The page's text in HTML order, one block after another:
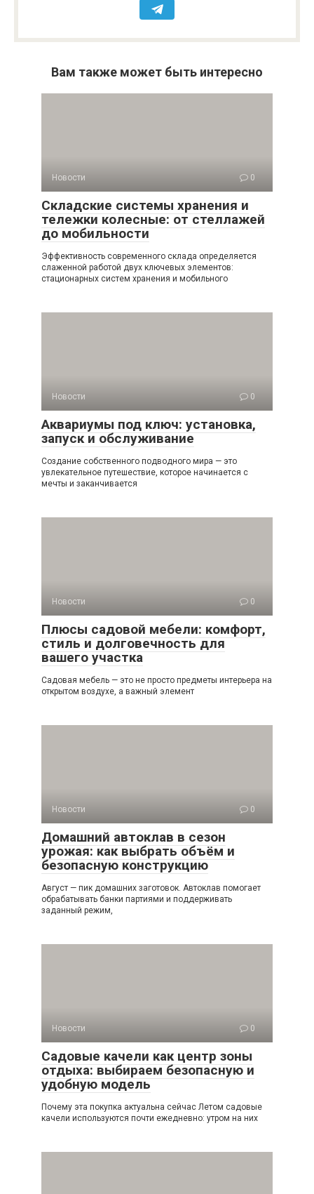
Вам также может быть интересно
Новости 0
Складские системы хранения и
тележки колесные: от стеллажей
до мобильности
Эффективность современного склада определяется
слаженной работой двух ключевых элементов:
стационарных систем хранения и мобильного
Новости 0
Аквариумы под ключ: установка,
запуск и обслуживание
Создание собственного подводного мира — это
увлекательное путешествие, которое начинается с
мечты и заканчивается
Новости 0
Плюсы садовой мебели: комфорт,
стиль и долговечность для
вашего участка
Садовая мебель — это не просто предметы интерьера на
открытом воздухе, а важный элемент
Новости 0
Домашний автоклав в сезон
урожая: как выбрать объём и
безопасную конструкцию
Август — пик домашних заготовок. Автоклав помогает
обрабатывать банки партиями и поддерживать
заданный режим,
Новости 0
Садовые качели как центр зоны
отдыха: выбираем безопасную и
удобную модель
Почему эта покупка актуальна сейчас Летом садовые
качели используются почти ежедневно: утром на них